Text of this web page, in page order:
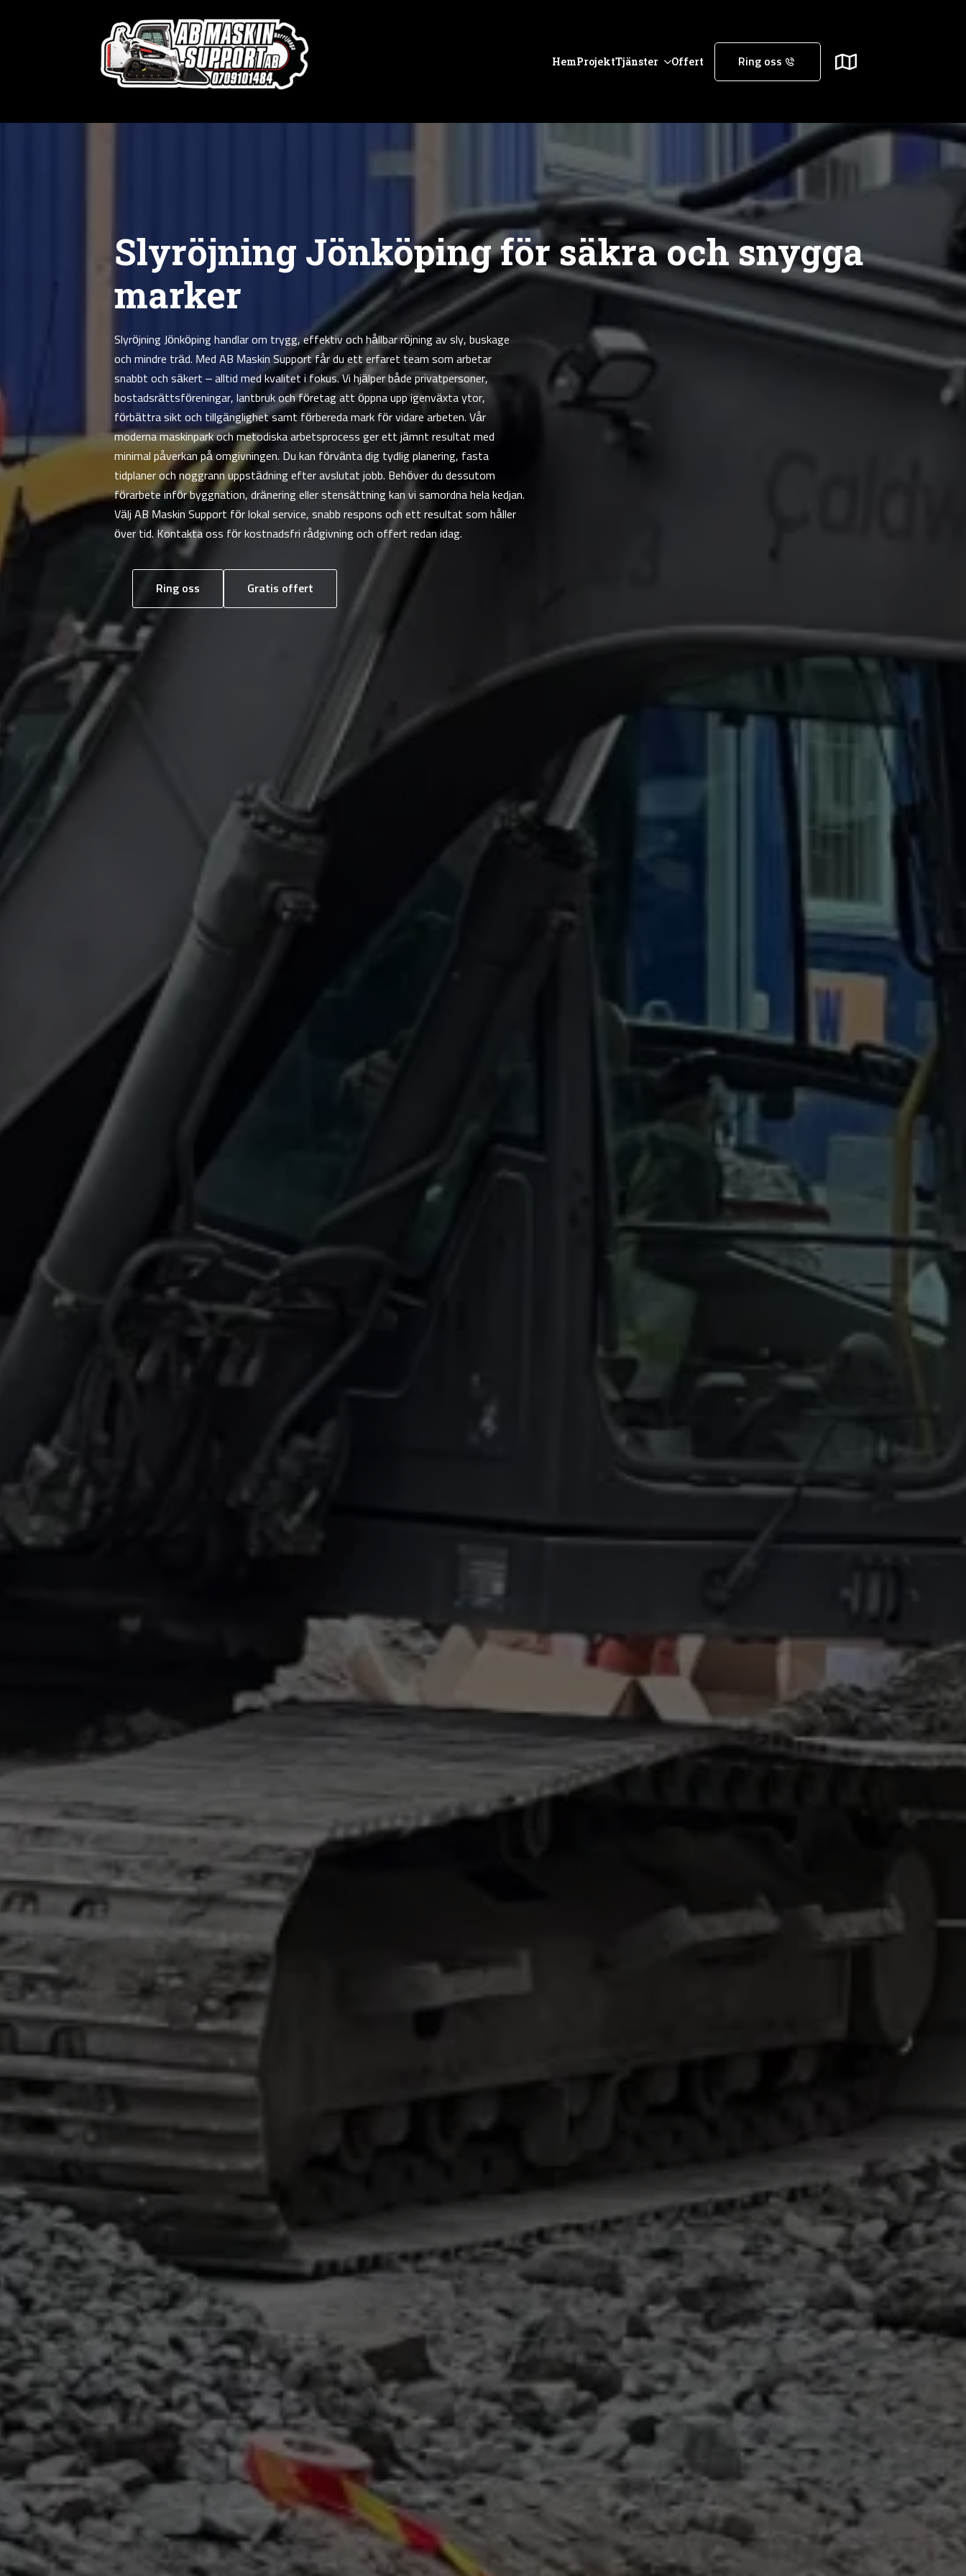
HemProjektTjänster Offert Ring oss
Slyröjning Jönköping för säkra och snygga
marker
Slyröjning Jönköping handlar om trygg, effektiv och hållbar röjning av sly, buskage
och mindre träd. Med AB Maskin Support får du ett erfaret team som arbetar
snabbt och säkert – alltid med kvalitet i fokus. Vi hjälper både privatpersoner,
bostadsrättsföreningar, lantbruk och företag att öppna upp igenväxta ytor,
förbättra sikt och tillgänglighet samt förbereda mark för vidare arbeten. Vår
moderna maskinpark och metodiska arbetsprocess ger ett jämnt resultat med
minimal påverkan på omgivningen. Du kan förvänta dig tydlig planering, fasta
tidplaner och noggrann uppstädning efter avslutat jobb. Behöver du dessutom
förarbete inför byggnation, dränering eller stensättning kan vi samordna hela kedjan.
Välj AB Maskin Support för lokal service, snabb respons och ett resultat som håller
över tid. Kontakta oss för kostnadsfri rådgivning och offert redan idag.
Ring oss Gratis offert